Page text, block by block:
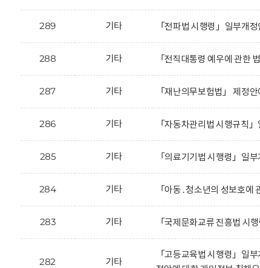
289 기타 「전파법 시행령」일부개
288 기타 「전직대통령 예우에 관한
287 기타 「재난의무보험법」 제정
286 기타 「자동차관리법 시행규칙
285 기타 「의료기기법 시행령」일
284 기타 「아동․청소년의 성보호
283 기타 「국제문화교류 진흥법 시
282 기타
「고등교육법 시행령」일